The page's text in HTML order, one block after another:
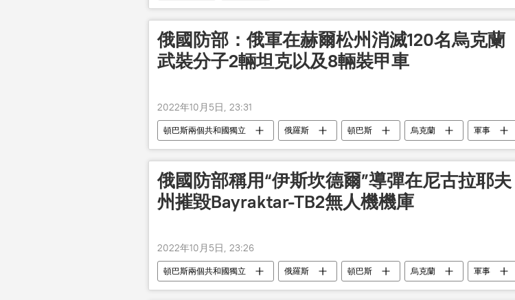
俄國防部：俄軍在赫爾松州消滅120名烏克蘭
武裝分子2輛坦克以及8輛裝甲車
2022年10月5日, 23:31
頓巴斯兩個共和國獨立 俄羅斯 頓巴斯 烏克蘭 軍事
俄國防部稱用“伊斯坎德爾”導彈在尼古拉耶夫
州摧毀Bayraktar-TB2無人機機庫
2022年10月5日, 23:26
頓巴斯兩個共和國獨立 俄羅斯 頓巴斯 烏克蘭 軍事